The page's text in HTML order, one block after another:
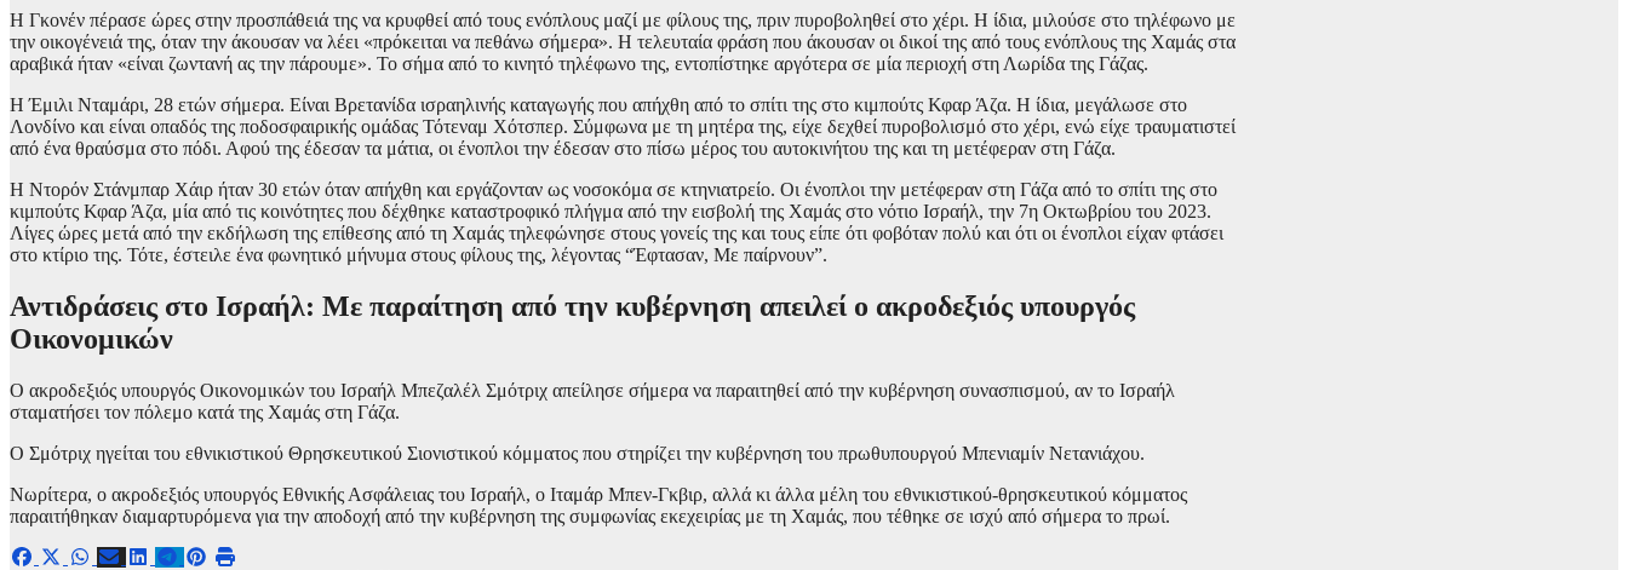
H Γκονέν πέρασε ώρες στην προσπάθειά της να κρυφθεί από τους ενόπλους μαζί με φίλους της, πριν πυροβοληθεί στο χέρι. Η ίδια, μιλούσε στο τηλέφωνο με
την οικογένειά της, όταν την άκουσαν να λέει «πρόκειται να πεθάνω σήμερα». Η τελευταία φράση που άκουσαν οι δικοί της από τους ενόπλους της Χαμάς στα
αραβικά ήταν «είναι ζωντανή ας την πάρουμε». Το σήμα από το κινητό τηλέφωνο της, εντοπίστηκε αργότερα σε μία περιοχή στη Λωρίδα της Γάζας.
Η Έμιλι Νταμάρι, 28 ετών σήμερα. Είναι Βρετανίδα ισραηλινής καταγωγής που απήχθη από το σπίτι της στο κιμπούτς Κφαρ Άζα. Η ίδια, μεγάλωσε στο
Λονδίνο και είναι οπαδός της ποδοσφαιρικής ομάδας Τότεναμ Χότσπερ. Σύμφωνα με τη μητέρα της, είχε δεχθεί πυροβολισμό στο χέρι, ενώ είχε τραυματιστεί
από ένα θραύσμα στο πόδι. Αφού της έδεσαν τα μάτια, οι ένοπλοι την έδεσαν στο πίσω μέρος του αυτοκινήτου της και τη μετέφεραν στη Γάζα.
Η Ντορόν Στάνμπαρ Χάιρ ήταν 30 ετών όταν απήχθη και εργάζονταν ως νοσοκόμα σε κτηνιατρείο. Οι ένοπλοι την μετέφεραν στη Γάζα από το σπίτι της στο
κιμπούτς Κφαρ Άζα, μία από τις κοινότητες που δέχθηκε καταστροφικό πλήγμα από την εισβολή της Χαμάς στο νότιο Ισραήλ, την 7η Οκτωβρίου του 2023.
Λίγες ώρες μετά από την εκδήλωση της επίθεσης από τη Χαμάς τηλεφώνησε στους γονείς της και τους είπε ότι φοβόταν πολύ και ότι οι ένοπλοι είχαν φτάσει
στο κτίριο της. Τότε, έστειλε ένα φωνητικό μήνυμα στους φίλους της, λέγοντας “Έφτασαν, Με παίρνουν”.
Αντιδράσεις στο Ισραήλ: Με παραίτηση από την κυβέρνηση απειλεί ο ακροδεξιός υπουργός
Οικονομικών
Ο ακροδεξιός υπουργός Οικονομικών του Ισραήλ Μπεζαλέλ Σμότριχ απείλησε σήμερα να παραιτηθεί από την κυβέρνηση συνασπισμού, αν το Ισραήλ
σταματήσει τον πόλεμο κατά της Χαμάς στη Γάζα.
Ο Σμότριχ ηγείται του εθνικιστικού Θρησκευτικού Σιονιστικού κόμματος που στηρίζει την κυβέρνηση του πρωθυπουργού Μπενιαμίν Νετανιάχου.
Νωρίτερα, ο ακροδεξιός υπουργός Εθνικής Ασφάλειας του Ισραήλ, ο Ιταμάρ Μπεν-Γκβιρ, αλλά κι άλλα μέλη του εθνικιστικού-θρησκευτικού κόμματος
παραιτήθηκαν διαμαρτυρόμενα για την αποδοχή από την κυβέρνηση της συμφωνίας εκεχειρίας με τη Χαμάς, που τέθηκε σε ισχύ από σήμερα το πρωί.